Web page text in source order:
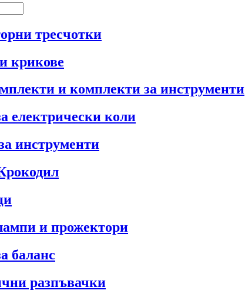
тресчотки
крикове
и комплекти за инструменти
електрически коли
инструменти
и прожектори
баланс
разпъвачки